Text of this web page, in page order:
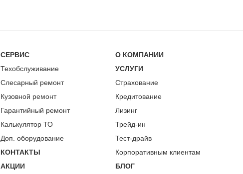
СЕРВИС
Техобслуживание
Слесарный ремонт
Кузовной ремонт
Гарантийный ремонт
Калькулятор ТО
Доп. оборудование
КОНТАКТЫ
АКЦИИ
О КОМПАНИИ
УСЛУГИ
Страхование
Кредитование
Лизинг
Трейд-ин
Тест-драйв
Корпоративным клиентам
БЛОГ